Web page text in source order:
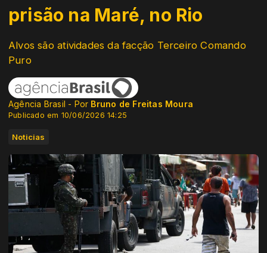
prisão na Maré, no Rio
Alvos são atividades da facção Terceiro Comando
Puro
Agência Brasil - Por Bruno de Freitas Moura
Publicado em 10/06/2026 14:25
Noticias